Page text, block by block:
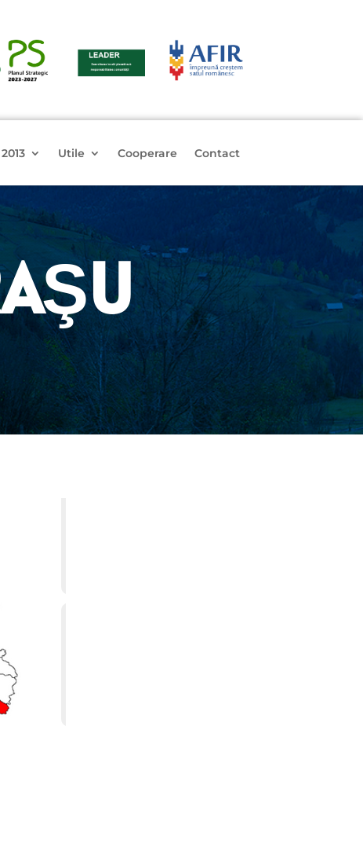
Utile Cooperare Contact